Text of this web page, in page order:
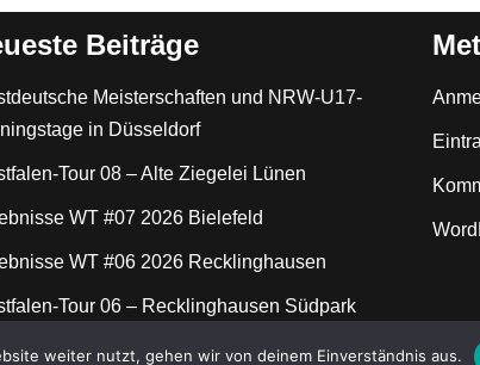
Beiträge
Meisterschaften und NRW-U17-
in Düsseldorf
Tour 08 – Alte Ziegelei Lünen
WT #07 2026 Bielefeld
WT #06 2026 Recklinghausen
Tour 06 – Recklinghausen Südpark
weiter nutzt, gehen wir von deinem Einverständnis aus.